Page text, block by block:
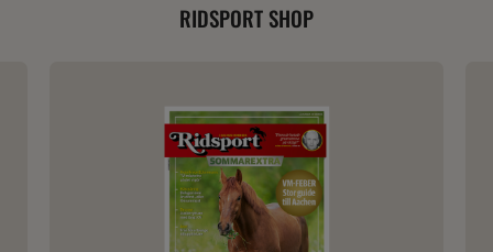
RIDSPORT SHOP